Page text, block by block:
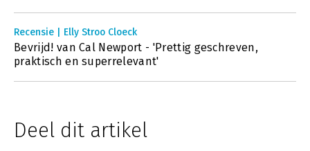
Recensie | Elly Stroo Cloeck
Bevrijd! van Cal Newport - 'Prettig geschreven,
praktisch en superrelevant'
Deel dit artikel